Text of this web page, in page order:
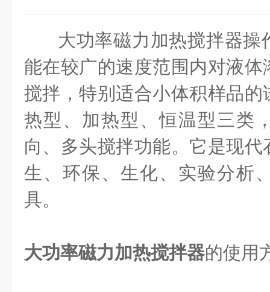
大功率磁力加热搅拌器操
能在较广的速度范围内对液
搅拌，特别适合小体积样品
热型、加热型、恒温型三类
向、多头搅拌功能。它是现
生、环保、生化、实验分析
具。
大功率磁力加热搅拌器的使用